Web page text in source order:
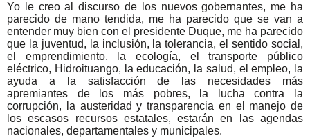
Yo le creo al discurso de los nuevos gobernantes, me ha
parecido de mano tendida, me ha parecido que se van a
entender muy bien con el presidente Duque, me ha parecido
que la juventud, la inclusión, la tolerancia, el sentido social,
el emprendimiento, la ecología, el transporte público
eléctrico, Hidroituango, la educación, la salud, el empleo, la
ayuda a la satisfacción de las necesidades más
apremiantes de los más pobres, la lucha contra la
corrupción, la austeridad y transparencia en el manejo de
los escasos recursos estatales, estarán en las agendas
nacionales, departamentales y municipales.